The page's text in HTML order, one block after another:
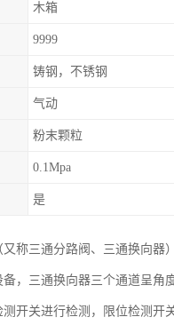
木箱
9999
铸钢，不锈钢
气动
粉末颗粒
0.1Mpa
是
又称三通分路阀、三通换向器
，三通换向器三个通道呈角
开关进行检测，限位检测开